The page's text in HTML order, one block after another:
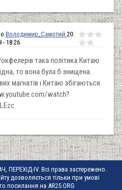
Володимир_Самотий 20
- 18:26
така політика Китаю
то вона була б знищена.
магнатів і Китаю збігаються.
watch?
IV. Всі права застережено.
дозволяється тільки при умові
посилання на AR25.ORG